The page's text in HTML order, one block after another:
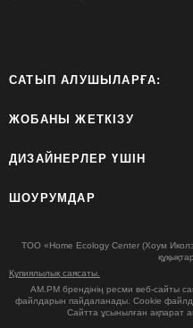
САТЫП АЛУШЫЛАРҒА:
ЖОБАНЫ ЖЕТКІЗУ
ДИЗАЙНЕРЛЕР ҮШІН
ШОУРУМДАР
ТОО «Home Ecology Center (Хоум
Құпиялылық саясаты.
AM.PM брендінің ресми веб-сайты
файлдарын пайдаланады. Cookie
Сайтта ұсынылған ақпарат